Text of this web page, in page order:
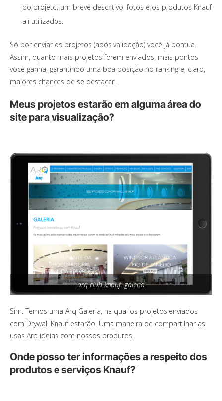
do projeto, um breve descritivo, fotos e os produtos Knauf
ali utilizados.
Só por enviar os projetos (após validação) você já pontua.
Assim, quanto mais projetos forem enviados, mais pontos
você ganha, garantindo uma boa posição no ranking e, claro,
maiores chances de se destacar.
Meus projetos estarão em alguma área do
site para visualização?
arq club knauf: galeria
Sim. Temos uma Arq Galeria, na qual os projetos enviados
com Drywall Knauf estarão. Uma maneira de compartilhar as
usas Arq ideias com nossos produtos.
Onde posso ter informações a respeito dos
produtos e serviços Knauf?